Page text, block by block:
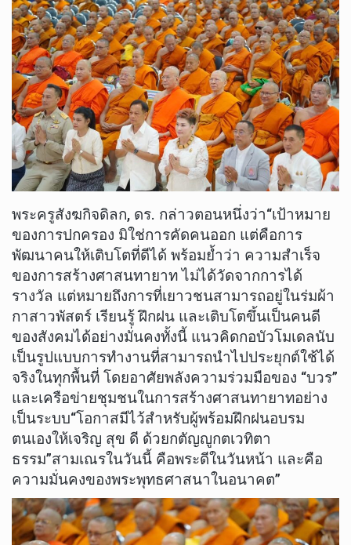
พระครูสังฆกิจดิลก, ดร. กล่าวตอนหนึ่งว่า“เป้าหมาย
ของการปกครอง มิใช่การคัดคนออก แต่คือการ
พัฒนาคนให้เติบโตที่ดีได้ พร้อมย้ำว่า ความสำเร็จ
ของการสร้างศาสนทายาท ไม่ได้วัดจากการได้
รางวัล แต่หมายถึงการที่เยาวชนสามารถอยู่ในร่มผ้า
กาสาวพัสตร์ เรียนรู้ ฝึกฝน และเติบโตขึ้นเป็นคนดี
ของสังคมได้อย่างมั่นคงทั้งนี้ แนวคิดกอบัวโมเดลนับ
เป็นรูปแบบการทำงานที่สามารถนำไปประยุกต์ใช้ได้
จริงในทุกพื้นที่ โดยอาศัยพลังความร่วมมือของ “บวร”
และเครือข่ายชุมชนในการสร้างศาสนทายาทอย่าง
เป็นระบบ“โอกาสมีไว้สำหรับผู้พร้อมฝึกฝนอบรม
ตนเองให้เจริญ สุข ดี ด้วยกตัญญูกตเวทิตา
ธรรม”สามเณรในวันนี้ คือพระดีในวันหน้า และคือ
ความมั่นคงของพระพุทธศาสนาในอนาคต”